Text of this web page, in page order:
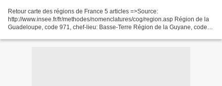
Retour carte des régions de France 5 articles =>Source:
http://www.insee.fr/fr/methodes/nomenclatures/cog/region.asp Région de la
Guadeloupe, code 971, chef-lieu: Basse-Terre Région de la Guyane, code